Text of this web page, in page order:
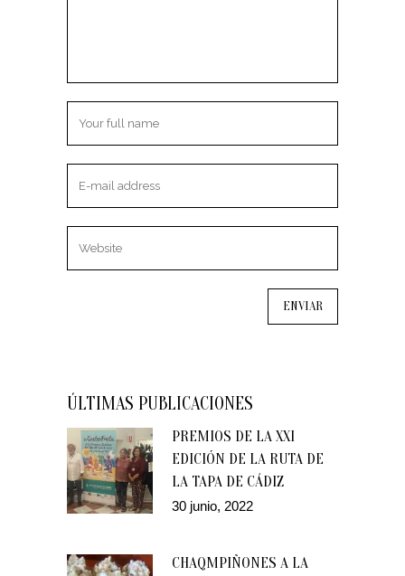
ÚLTIMAS PUBLICACIONES
PREMIOS DE LA XXI
EDICIÓN DE LA RUTA DE
LA TAPA DE CÁDIZ
30 junio, 2022
CHAQMPIÑONES A LA